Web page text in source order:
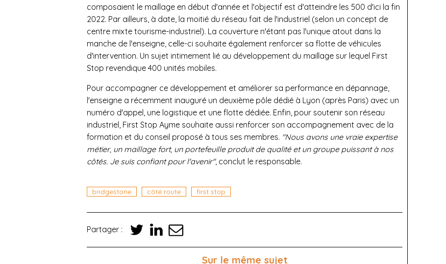
composaient le maillage en début d'année et l'objectif est d'atteindre les 500 d'ici la fin
2022. Par ailleurs, à date, la moitié du réseau fait de l'industriel (selon un concept de
centre mixte tourisme-industriel). La couverture n'étant pas l'unique atout dans la
manche de l'enseigne, celle-ci souhaite également renforcer sa flotte de véhicules
d'intervention. Un sujet intimement lié au développement du maillage sur lequel First
Stop revendique 400 unités mobiles.
Pour accompagner ce développement et améliorer sa performance en dépannage,
l'enseigne a récemment inauguré un deuxième pôle dédié à Lyon (après Paris) avec un
numéro d'appel, une logistique et une flotte dédiée. Enfin, pour soutenir son réseau
industriel, First Stop Ayme souhaite aussi renforcer son accompagnement avec de la
formation et du conseil proposé à tous ses membres. "Nous avons une vraie expertise
métier, un maillage fort, un portefeuille produit de qualité et un groupe puissant à nos
côtés. Je suis confiant pour l'avenir", conclut le responsable.
bridgestone côté route first stop
Partager :
Sur le même sujet